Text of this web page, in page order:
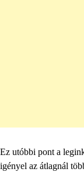
Ez utóbbi pont a
igényel az átlagnál